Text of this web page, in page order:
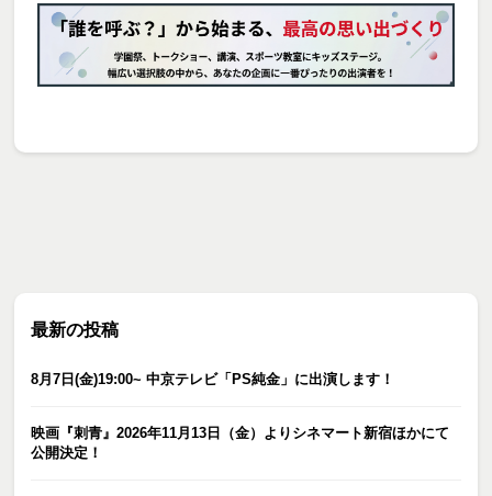
最新の投稿
8月7日(金)19:00~ 中京テレビ「PS純金」に出演します！
映画『刺青』2026年11月13日（金）よりシネマート新宿ほかにて
公開決定！